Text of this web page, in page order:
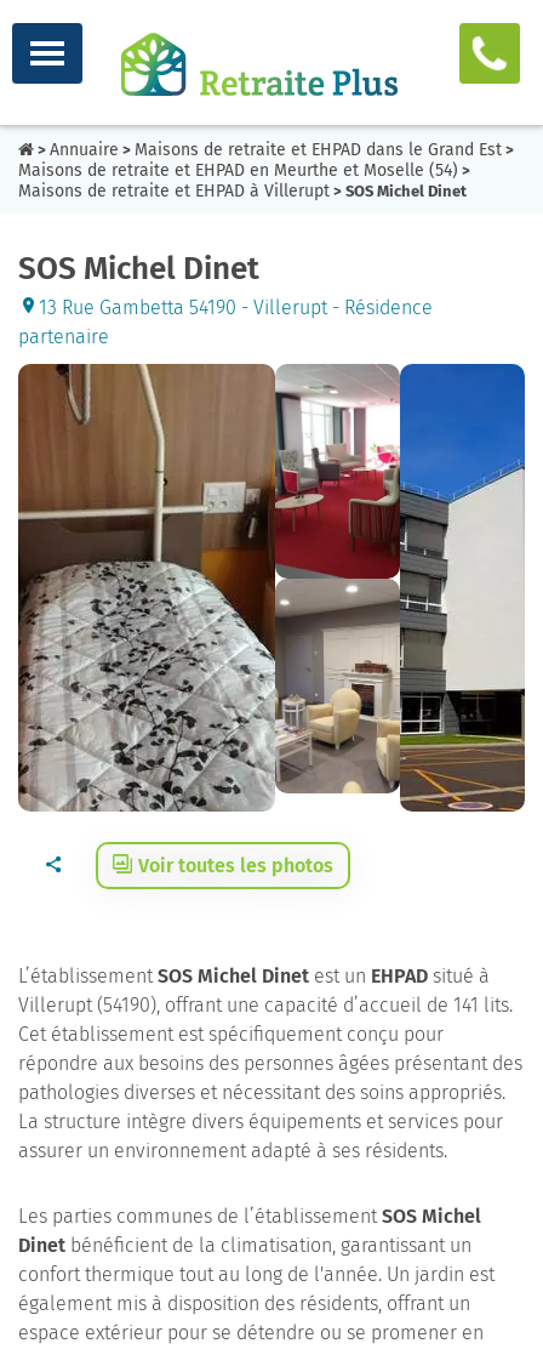
> Annuaire > Maisons de retraite et EHPAD dans le Grand Est >
Maisons de retraite et EHPAD en Meurthe et Moselle (54) >
Maisons de retraite et EHPAD à Villerupt > SOS Michel Dinet
SOS Michel Dinet
13 Rue Gambetta 54190 - Villerupt - Résidence
partenaire
Voir toutes les photos
L’établissementSOS Michel Dinet est un EHPAD situé à
Villerupt (54190), offrant une capacité d’accueil de 141 lits.
Cet établissement est spécifiquement conçu pour
répondre aux besoins des personnes âgées présentant des
pathologies diverses et nécessitant des soins appropriés.
La structure intègre divers équipements et services pour
assurer un environnement adapté à ses résidents.
Les parties communes de l’établissementSOS Michel
Dinet bénéficient de la climatisation, garantissant un
confort thermique tout au long de l'année. Un jardin est
également mis à disposition des résidents, offrant un
espace extérieur pour se détendre ou se promener en